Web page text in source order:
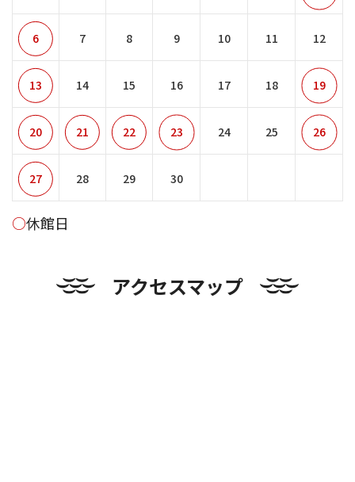
6 7 8 9 10 11 12
13 14 15 16 17 18 19
20 21 22 23 24 25 26
27 28 29 30
○休館日
アクセスマップ